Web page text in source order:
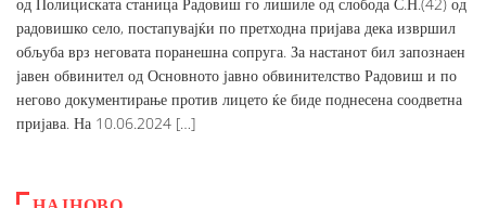
радовишко село, постапувајќи по претходна пријава дека извршил
обљуба врз неговата поранешна сопруга. За настанот бил запознаен
јавен обвинител од Основното јавно обвинителство Радовиш и по
негово документирање против лицето ќе биде поднесена соодветна
пријава. На 10.06.2024 […]